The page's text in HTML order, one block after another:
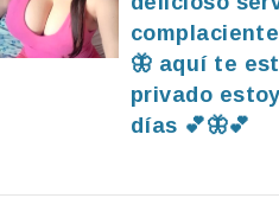
🦋 aquí te
privado
días 💕🦋💕